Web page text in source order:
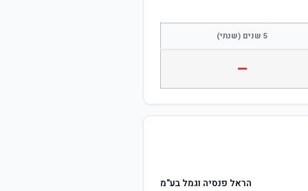
5 שנים (שנתי)
—
הראל פנסיה וגמל בע"מ